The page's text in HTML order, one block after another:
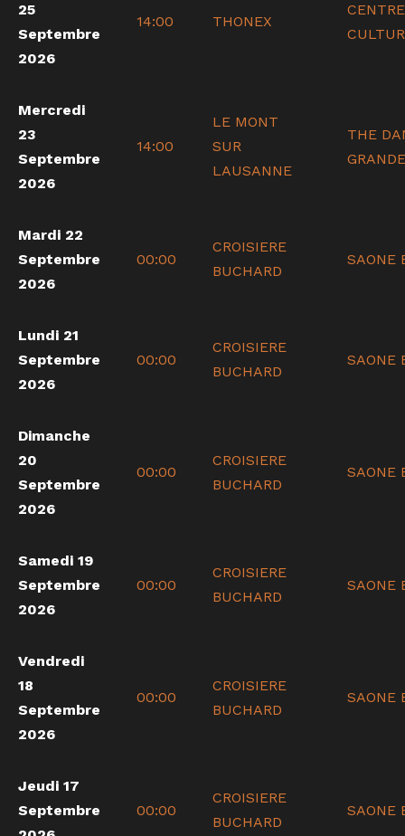
25
Septembre
2026
14:00 THONEX
CENTRE
Mercredi
23
Septembre
2026
14:00
LE MONT
SUR
LAUSANNE
THE
Mardi 22
Septembre
2026
00:00
CROISIERE
BUCHARD
SAONE
Lundi 21
Septembre
2026
00:00
CROISIERE
BUCHARD
SAONE
Dimanche
20
Septembre
2026
00:00
CROISIERE
BUCHARD
SAONE
Samedi 19
Septembre
2026
00:00
CROISIERE
BUCHARD
SAONE
Vendredi
18
Septembre
2026
00:00
CROISIERE
BUCHARD
SAONE
Jeudi 17
Septembre
00:00
CROISIERE
BUCHARD
SAONE